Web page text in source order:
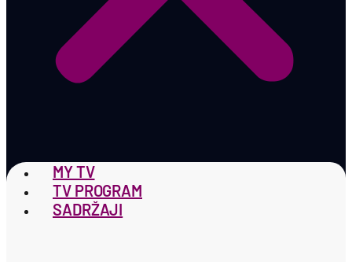
MY TV
TV PROGRAM
SADRŽAJI